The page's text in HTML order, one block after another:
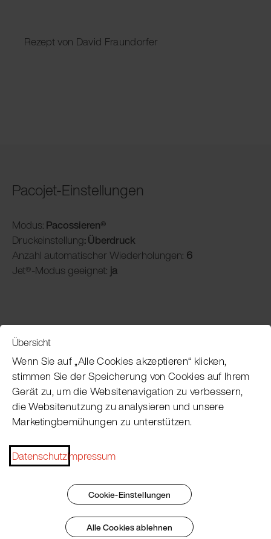
Rezept von David Fraundorfer
Pacojet-Einstellungen
Modus: Pacossieren®
Druckeinstellung: Überdruck
Anzahl automatischer Wiederholungen: 6
Jet®-Modus geeignet: ja
Pacojet Newsletter
Möchten Sie regelmäßig über Neuigkeiten,
Laufenden bleiben?
Jetzt abonnieren
Übersicht
Wenn Sie auf „Alle Cookies akzeptieren“ klicken,
stimmen Sie der Speicherung von Cookies auf Ihrem
Gerät zu, um die Websitenavigation zu verbessern,
die Websitenutzung zu analysieren und unsere
Marketingbemühungen zu unterstützen.
DatenschutzImpressum
Cookie-Einstellungen
Alle Cookies ablehnen